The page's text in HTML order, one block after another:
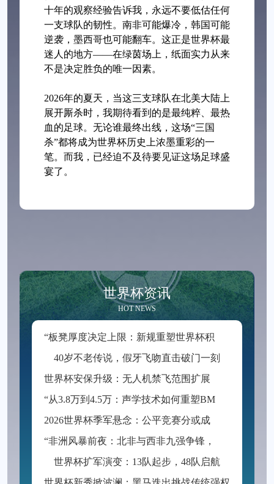
十年的观察经验告诉我，永远不要低估任何
一支球队的韧性。南非可能爆冷，韩国可能
逆袭，墨西哥也可能翻车。这正是世界杯最
迷人的地方——在绿茵场上，纸面实力从来
不是决定胜负的唯一因素。
2026年的夏天，当这三支球队在北美大陆上
展开厮杀时，我期待看到的是最纯粹、最热
血的足球。无论谁最终出线，这场“三国
杀”都将成为世界杯历史上浓墨重彩的一
笔。而我，已经迫不及待要见证这场足球盛
宴了。
世界杯资讯
HOT NEWS
40岁不老传说，假牙飞吻直击破门一刻
世界杯扩军演变：13队起步，48队启航